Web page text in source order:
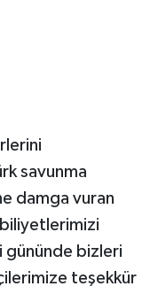
savunma
damga vuran
gününde bizleri
teşekkür